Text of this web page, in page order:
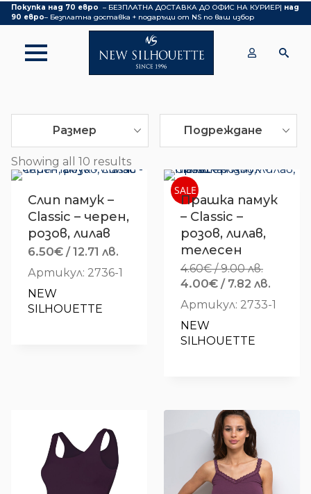
Покупка над 70 евро – БЕЗПЛАТНА ДОСТАВКА ДО ОФИС НА КУРИЕР| над
90 евро– Безплатна доставка + подаръци от NS по ваш избор
Размер Подреждане
Showing all 10 results
Слип памук –
Classic – черен,
розов, лилав
6.50€ / 12.71 лв.
Артикул: 2736-1
NEW
SILHOUETTE
SALE
Прашка памук
– Classic –
розов, лилав,
телесен
4.60€/ 9.00 лв.
Original
price
was:
4.60€
/
4.00€ / 7.82 лв.
цена
Артикул: 2733-1
NEW
SILHOUETTE